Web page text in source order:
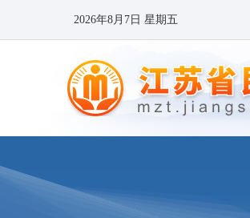
2026年8月7日 星期五